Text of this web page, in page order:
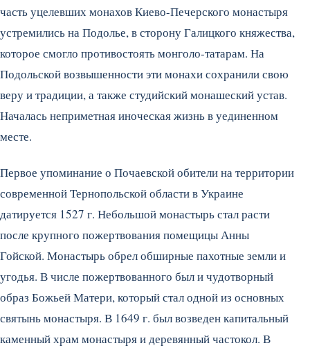
часть уцелевших монахов Киево-Печерского монастыря
устремились на Подолье, в сторону Галицкого княжества,
которое смогло противостоять монголо-татарам. На
Подольской возвышенности эти монахи сохранили свою
веру и традиции, а также студийский монашеский устав.
Началась неприметная иноческая жизнь в уединенном
месте.
Первое упоминание о Почаевской обители на территории
современной Тернопольской области в Украине
датируется 1527 г. Небольшой монастырь стал расти
после крупного пожертвования помещицы Анны
Гойской. Монастырь обрел обширные пахотные земли и
угодья. В числе пожертвованного был и чудотворный
образ Божьей Матери, который стал одной из основных
святынь монастыря. В 1649 г. был возведен капитальный
каменный храм монастыря и деревянный частокол. В